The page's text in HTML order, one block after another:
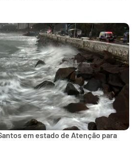
em estado de Atenção para